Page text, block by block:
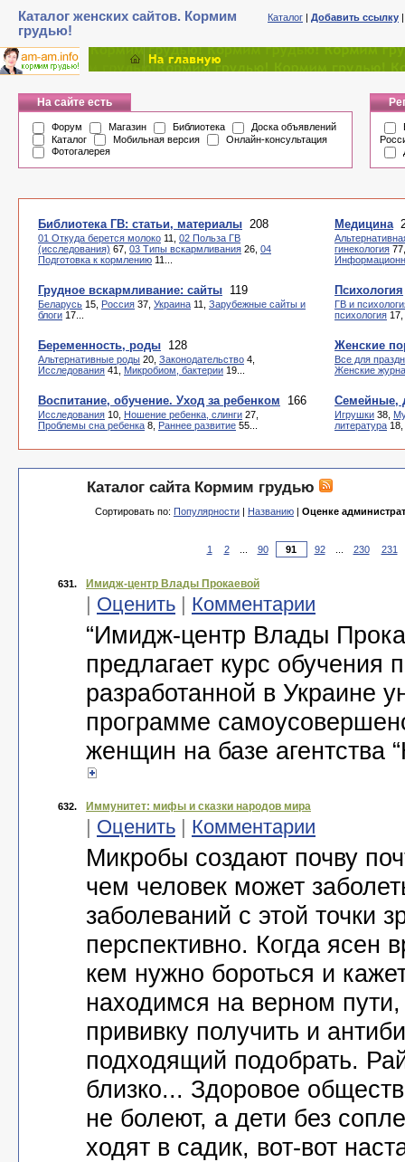
Каталог женских сайтов. Кормим
грудью!
Каталог | Добавить ссылку
На сайте есть
Форум Магазин Библиотека
Доска объявлений
Каталог
Мобильная версия
Онлайн-консультация
Фотогалерея
Библиотека ГВ: статьи, материалы 208
01 Откуда берется молоко 11, 02 Польза ГВ
(исследования) 67, 03 Типы вскармливания 26, 04
Подготовка к кормлению 11...
Грудное вскармливание: сайты 119
Беларусь 15, Россия 37, Украина 11, Зарубежные сайты и
блоги 17...
Беременность, роды 128
Альтернативные роды 20, Законодательство 4,
Исследования 41, Микробиом, бактерии 19...
Воспитание, обучение. Уход за ребенком 166
Исследования 10, Ношение ребенка, слинги 27,
Проблемы сна ребенка 8, Раннее развитие 55...
Медицина
гинекология
Психология
ГВ и
психология 17,
Женские
Все для
Женские
Семейные,
Игрушки 38,
литература 18,
Каталог сайта Кормим грудью
Сортировать по: Популярности | Названию | Оценке
1 2 90 92 230 231
631. Имидж-центр Влады Прокаевой
| Оценить | Комментарии
“Имидж-центр Влады
предлагает курс обучения
разработанной в Украине
программе
женщин на базе агентства
632. Иммунитет: мифы и сказки народов мира
| Оценить | Комментарии
Микробы создают почву
чем человек может
заболеваний с этой точки
перспективно. Когда ясен
кем нужно бороться и
находимся на верном
прививку получить и
подходящий подобрать.
близко... Здоровое
не болеют, а дети без
ходят в садик, вот-вот